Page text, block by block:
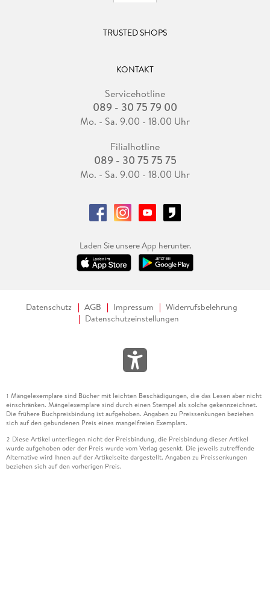
TRUSTED SHOPS
KONTAKT
Servicehotline
089 - 30 75 79 00
Mo. - Sa. 9.00 - 18.00 Uhr
Filialhotline
089 - 30 75 75 75
Mo. - Sa. 9.00 - 18.00 Uhr
Laden Sie unsere App herunter.
Datenschutz AGB Impressum
Widerrufsbelehrung
Datenschutzeinstellungen
1 Mängelexemplare sind Bücher mit leichten Beschädigungen, die das Lesen aber nicht
einschränken. Mängelexemplare sind durch einen Stempel als solche gekennzeichnet.
Die frühere Buchpreisbindung ist aufgehoben. Angaben zu Preissenkungen beziehen
sich auf den gebundenen Preis eines mangelfreien Exemplars.
2 Diese Artikel unterliegen nicht der Preisbindung, die Preisbindung dieser Artikel
wurde aufgehoben oder der Preis wurde vom Verlag gesenkt. Die jeweils zutreffende
Alternative wird Ihnen auf der Artikelseite dargestellt. Angaben zu Preissenkungen
beziehen sich auf den vorherigen Preis.